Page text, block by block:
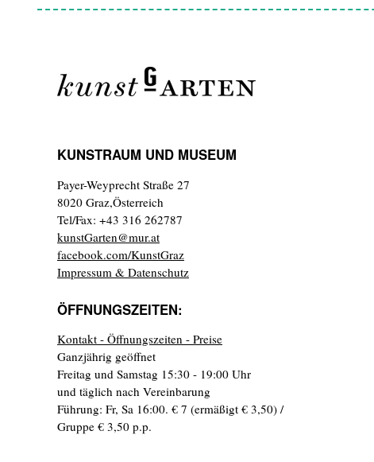
KUNSTRAUM UND MUSEUM
Payer-Weyprecht Straße 27
8020 Graz,Österreich
Tel/Fax: +43 316 262787
kunstGarten@mur.at
facebook.com/KunstGraz
Impressum & Datenschutz
ÖFFNUNGSZEITEN:
Kontakt - Öffnungszeiten - Preise
Ganzjährig geöffnet
Freitag und Samstag 15:30 - 19:00 Uhr
und täglich nach Vereinbarung
Führung: Fr, Sa 16:00. € 7 (ermäßigt € 3,50) /
Gruppe € 3,50 p.p.